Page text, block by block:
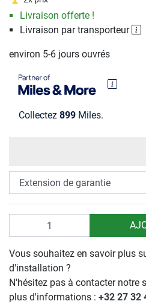
Livraison offerte !
Livraison par transporteur
environ 5-6 jours ouvrés
Collectez 899 Miles.
Vous souhaitez en savoir plus
d'installation ?
N'hésitez pas à contacter notre
plus d'informations : +32 27 32